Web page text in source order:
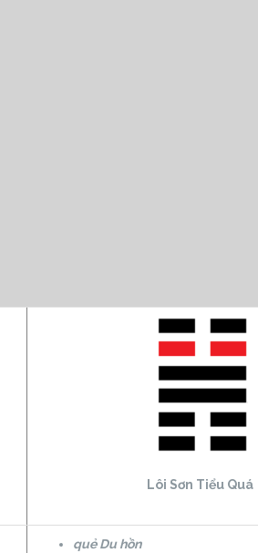
Lôi Sơn Tiểu Quá
quẻ Du hồn